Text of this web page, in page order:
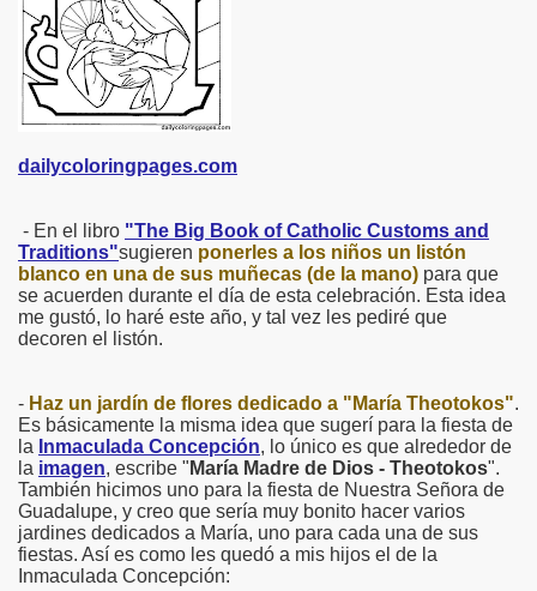
dailycoloringpages.com
- En el libro "The Big Book of Catholic Customs and
Traditions"sugieren ponerles a los niños un listón
blanco en una de sus muñecas (de la mano) para que
se acuerden durante el día de esta celebración. Esta idea
me gustó, lo haré este año, y tal vez les pediré que
decoren el listón.
- Haz un jardín de flores dedicado a "María Theotokos".
Es básicamente la misma idea que sugerí para la fiesta de
la Inmaculada Concepción, lo único es que alrededor de
la imagen, escribe " María Madre de Dios - Theotokos".
También hicimos uno para la fiesta de Nuestra Señora de
Guadalupe, y creo que sería muy bonito hacer varios
jardines dedicados a María, uno para cada una de sus
fiestas. Así es como les quedó a mis hijos el de la
Inmaculada Concepción: